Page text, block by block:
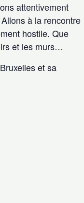
attentivement
à la rencontre
hostile. Que
et les murs…
et sa